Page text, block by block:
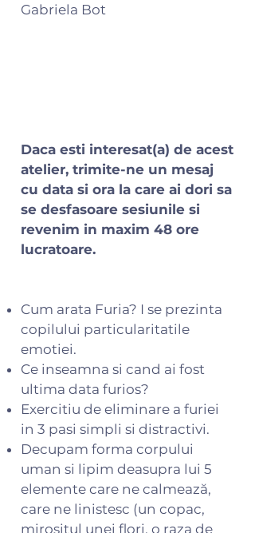
Gabriela Bot
Daca esti interesat(a) de acest
atelier, trimite-ne un mesaj
cu data si ora la care ai dori sa
se desfasoare sesiunile si
revenim in maxim 48 ore
lucratoare.
Cum arata Furia? I se prezinta
copilului particularitatile
emotiei.
Ce inseamna si cand ai fost
ultima data furios?
Exercitiu de eliminare a furiei
in 3 pasi simpli si distractivi.
Decupam forma corpului
uman si lipim deasupra lui 5
elemente care ne calmează,
care ne linistesc (un copac,
mirositul unei flori, o raza de